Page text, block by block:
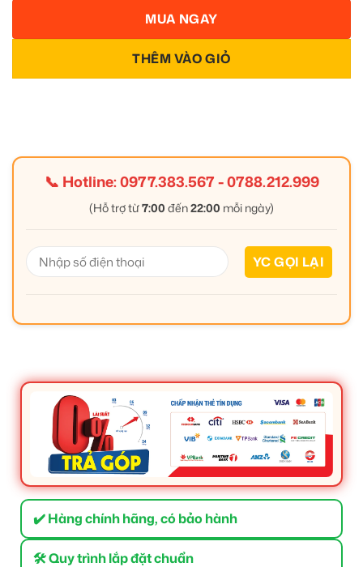
THÊM VÀO GIỎ
MUA NGAY
📞 Hotline:0977.383.567-0788.212.999
(Hỗ trợ từ7:00 đến22:00 mỗi ngày)
✔️ Hàng chính hãng, có bảo hành
🛠 Quy trình lắp đặt chuẩn